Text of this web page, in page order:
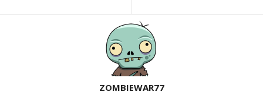
ZOMBIEWAR77